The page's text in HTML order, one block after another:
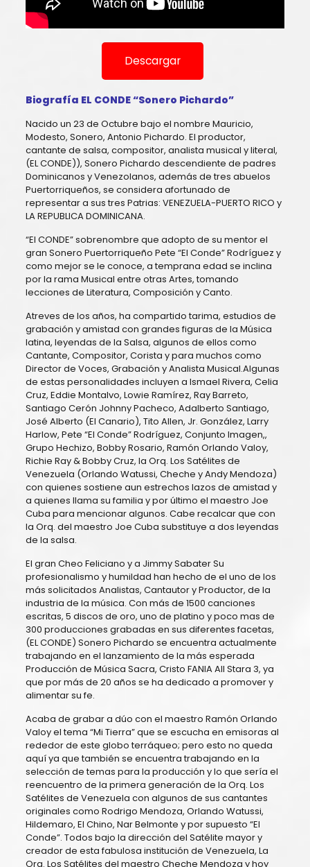
Descargar
Biografía EL CONDE “Sonero Pichardo”
Nacido un 23 de Octubre bajo el nombre Mauricio,
Modesto, Sonero, Antonio Pichardo. El productor,
cantante de salsa, compositor, analista musical y literal,
(EL CONDE)), Sonero Pichardo descendiente de padres
Dominicanos y Venezolanos, además de tres abuelos
Puertorriqueños, se considera afortunado de
representar a sus tres Patrias: VENEZUELA-PUERTO RICO y
LA REPUBLICA DOMINICANA.
“El CONDE” sobrenombre que adopto de su mentor el
gran Sonero Puertorriqueño Pete “El Conde” Rodríguez y
como mejor se le conoce, a temprana edad se inclina
por la rama Musical entre otras Artes, tomando
lecciones de Literatura, Composición y Canto.
Atreves de los años, ha compartido tarima, estudios de
grabación y amistad con grandes figuras de la Música
latina, leyendas de la Salsa, algunos de ellos como
Cantante, Compositor, Corista y para muchos como
Director de Voces, Grabación y Analista Musical.Algunas
de estas personalidades incluyen a Ismael Rivera, Celia
Cruz, Eddie Montalvo, Lowie Ramírez, Ray Barreto,
Santiago Cerón Johnny Pacheco, Adalberto Santiago,
José Alberto (El Canario), Tito Allen, Jr. González, Larry
Harlow, Pete “El Conde” Rodríguez, Conjunto Imagen,,
Grupo Hechizo, Bobby Rosario, Ramón Orlando Valoy,
Richie Ray & Bobby Cruz, la Orq. Los Satélites de
Venezuela (Orlando Watussi, Cheche y Andy Mendoza)
con quienes sostiene aun estrechos lazos de amistad y
a quienes llama su familia y por último el maestro Joe
Cuba para mencionar algunos. Cabe recalcar que con
la Orq. del maestro Joe Cuba substituye a dos leyendas
de la salsa.
El gran Cheo Feliciano y a Jimmy Sabater Su
profesionalismo y humildad han hecho de el uno de los
más solicitados Analistas, Cantautor y Productor, de la
industria de la música. Con más de 1500 canciones
escritas, 5 discos de oro, uno de platino y poco mas de
300 producciones grabadas en sus diferentes facetas,
(EL CONDE) Sonero Pichardo se encuentra actualmente
trabajando en el lanzamiento de la más esperada
Producción de Música Sacra, Cristo FANIA All Stara 3, ya
que por más de 20 años se ha dedicado a promover y
alimentar su fe.
Acaba de grabar a dúo con el maestro Ramón Orlando
Valoy el tema “Mi Tierra” que se escucha en emisoras al
rededor de este globo terráqueo; pero esto no queda
aquí ya que también se encuentra trabajando en la
selección de temas para la producción y lo que sería el
reencuentro de la primera generación de la Orq. Los
Satélites de Venezuela con algunos de sus cantantes
originales como Rodrigo Mendoza, Orlando Watussi,
Hildemaro, El Chino, Nar Belmonte y por supuesto “El
Conde”. Todos bajo la dirección del Satélite mayor y
creador de esta fabulosa institución de Venezuela, La
Orq. Los Satélites del maestro Cheche Mendoza y hoy